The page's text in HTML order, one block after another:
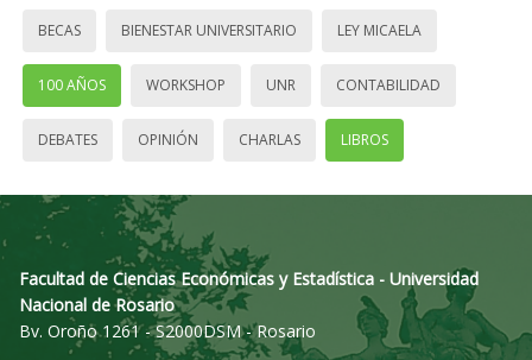
BECAS BIENESTAR UNIVERSITARIO LEY MICAELA
100 AÑOS WORKSHOP UNR CONTABILIDAD
DEBATES OPINIÓN CHARLAS LIBROS
Facultad de Ciencias Económicas y Estadística - Universidad
Nacional de Rosario
Bv. Oroño 1261 - S2000DSM - Rosario